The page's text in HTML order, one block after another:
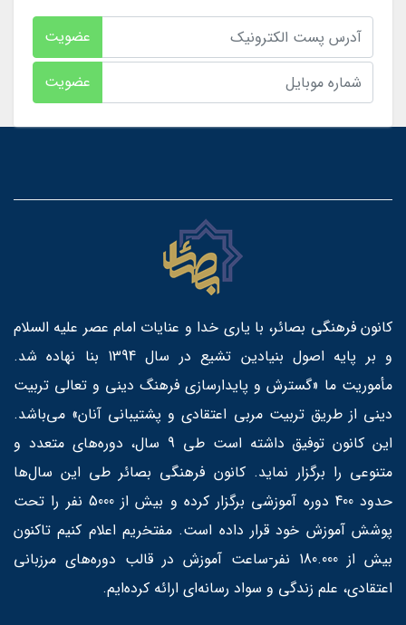
عضویت
عضویت
کانون فرهنگی بصائر، با یاری خدا و عنایات امام عصر علیه السلام
و بر پایه اصول بنیادین تشیع در سال 1394 بنا نهاده شد.
مأموریت ما «گسترش و پایدارسازی فرهنگ دینی و تعالی تربیت
دینی از طریق تربیت مربی اعتقادی و پشتیبانی آنان» می‌باشد.
این کانون توفیق داشته است طی 9 سال، دوره‌های متعدد و
متنوعی را برگزار نماید. کانون فرهنگی بصائر طی این سال‌ها
حدود 400 دوره آموزشی برگزار کرده و بیش از 5000 نفر را تحت
پوشش آموزش خود قرار داده است. مفتخریم اعلام کنیم تاکنون
بیش از 180.000 نفر-ساعت آموزش در قالب دوره‌های مرزبانی
اعتقادی، علم زندگی و سواد رسانه‌ای ارائه کرده‌ایم.